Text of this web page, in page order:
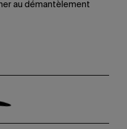
au démantèlement